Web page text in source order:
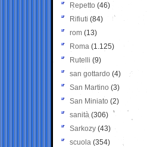
Repetto (46)
Rifiuti (84)
rom (13)
Roma (1.125)
Rutelli (9)
san gottardo (4)
San Martino (3)
San Miniato (2)
sanità (306)
Sarkozy (43)
scuola (354)